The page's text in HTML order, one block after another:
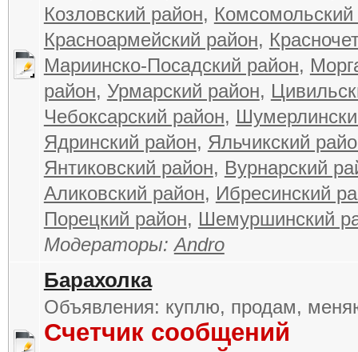
Козловский район, Комсомольский
Красноармейский район,
Мариинско-Посадский район,
район, Урмарский район,
Чебоксарский район,
Ядринский район, Яльчикский
Янтиковский район, Вурнарский
Аликовский район, Ибресинский
Порецкий район, Шемуршинский
Модераторы:Andro
Барахолка
Объявления: куплю, продам,
Счетчик сообщений